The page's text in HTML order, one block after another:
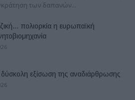
των δαπανών...
πολιορκία η ευρωπαϊκή
εξίσωση της αναδιάρθρωσης